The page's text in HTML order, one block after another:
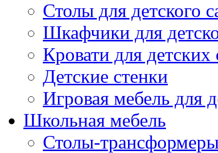
Столы для детского
Шкафчики для
Кровати для детских
Детские стенки
Игровая мебель для
Школьная мебель
Столы-